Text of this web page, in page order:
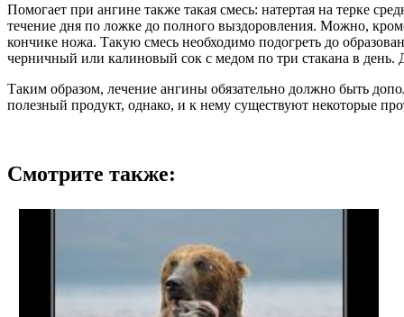
Помогает при ангине также такая смесь: натертая на терке
течение дня по ложке до полного выздоровления. Можно,
кончике ножа. Такую смесь необходимо подогреть до
черничный или калиновый сок с медом по три стакана в день.
Таким образом, лечение ангины обязательно должно быть
полезный продукт, однако, и к нему существуют некоторые
Смотрите также: